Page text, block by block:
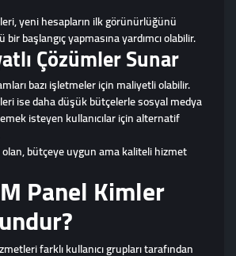
yeni hesapların ilk görünürlüğünü
başlangıç yapmasına yardımcı olabilir.
Çözümler Sunar
bazı işletmeler için maliyetli olabilir.
ise daha düşük bütçelerle sosyal medya
isteyen kullanıcılar için alternatif
bütçeye uygun ama kaliteli hizmet
Panel Kimler
farklı kullanıcı grupları tarafından